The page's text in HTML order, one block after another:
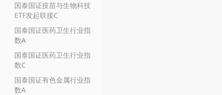
国泰国证疫苗与生物科技
ETF发起联接C
国泰国证医药卫生行业指
数A
国泰国证医药卫生行业指
数C
国泰国证有色金属行业指
数A